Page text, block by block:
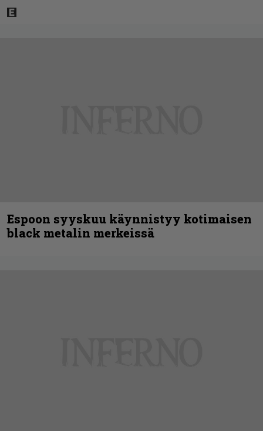
Espoon syyskuu käynnistyy kotimaisen
black metalin merkeissä